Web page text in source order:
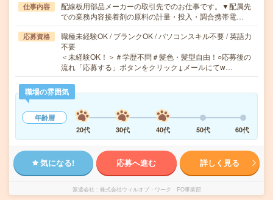
仕事内容
配線板用部品メーカーの取引先でのお仕事です。▼配属先
での業務内容接着剤の原料の計量・投入・調合携帯電…
応募資格
職種未経験OK / ブランクOK / パソコンスキル不要 / 英語力
不要
＜未経験OK！＞＃学歴不問＃髪色・髪型自由！○応募後の
流れ「応募する」ボタンをクリック↓メールにてw…
職場の雰囲気
年齢層
20代
30代 40代 50代 60代
気になる! 応募へ進む 詳しく見る
派遣会社 株式会社ウィルオブ・ワーク FO事業部